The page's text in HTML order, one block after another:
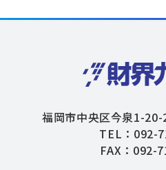
福岡市中央区今泉1-
TEL：092-
FAX：092-